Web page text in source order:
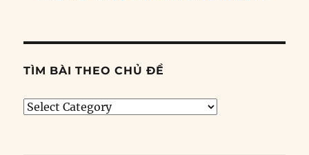
TÌM BÀI THEO CHỦ ĐỀ
Tìm